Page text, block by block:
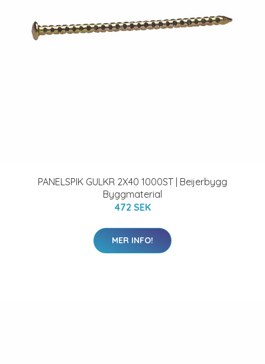
PANELSPIK GULKR 2X40 1000ST | Beijerbygg
Byggmaterial
472 SEK
MER INFO!